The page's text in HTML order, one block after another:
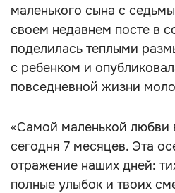
маленького сына с
своем недавнем посте в
поделилась теплыми
с ребенком и
повседневной жизни
«Самой маленькой любви
сегодня 7 месяцев. Эта
отражение наших дней:
полные улыбок и твоих